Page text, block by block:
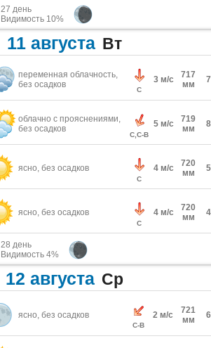
27 день
Видимость 10%
11 августа Вт
переменная облачность,
без осадков
С
3 м/с
717
мм
облачно с прояснениями,
без осадков
С,С-В
5 м/с
719
мм
ясно, без осадков
С
4 м/с
720
мм
ясно, без осадков
С
4 м/с
720
мм
28 день
Видимость 4%
12 августа Ср
ясно, без осадков
С-В
2 м/с
721
мм